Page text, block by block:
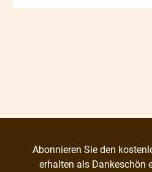
Abonnieren Sie den
erhalten als Dankeschön